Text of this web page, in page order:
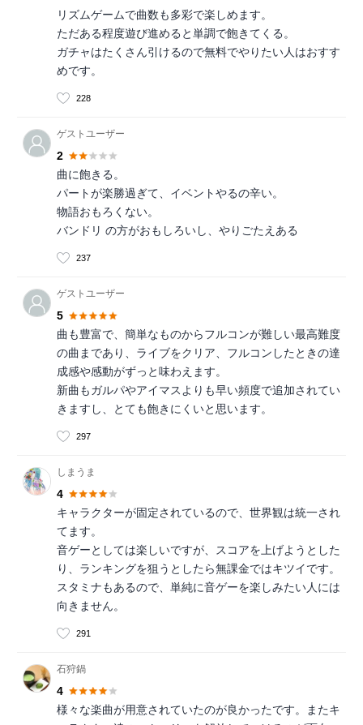
リズムゲームで曲数も多彩で楽しめます。
ただある程度遊び進めると単調で飽きてくる。
ガチャはたくさん引けるので無料でやりたい人はおすす
めです。
228
ゲストユーザー
2
曲に飽きる。
パートが楽勝過ぎて、イベントやるの辛い。
物語おもろくない。
バンドリ の方がおもしろいし、やりごたえある
237
ゲストユーザー
5
曲も豊富で、簡単なものからフルコンが難しい最高難度
の曲まであり、ライブをクリア、フルコンしたときの達
成感や感動がずっと味わえます。
新曲もガルパやアイマスよりも早い頻度で追加されてい
きますし、とても飽きにくいと思います。
297
しまうま
4
キャラクターが固定されているので、世界観は統一され
てます。
音ゲーとしては楽しいですが、スコアを上げようとした
り、ランキングを狙うとしたら無課金ではキツイです。
スタミナもあるので、単純に音ゲーを楽しみたい人には
向きません。
291
石狩鍋
4
様々な楽曲が用意されていたのが良かったです。またキ